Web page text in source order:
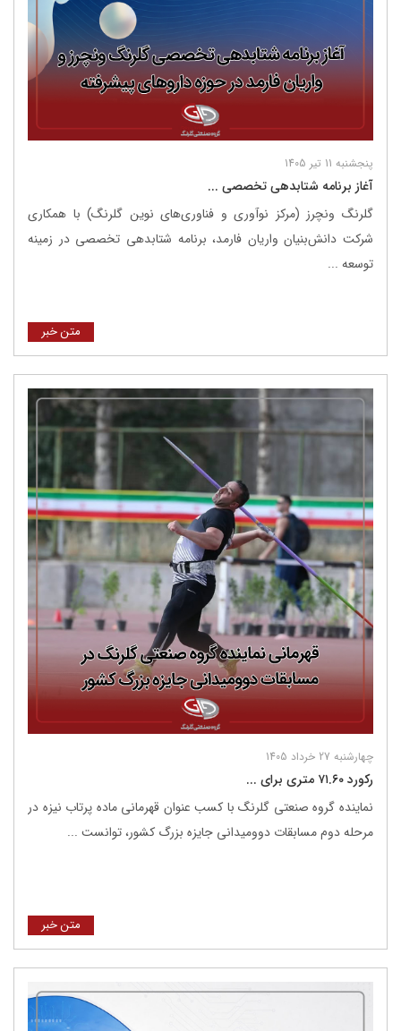
پنجشنبه 11 تیر 1405
آغاز برنامه شتابدهی تخصصی ...
گلرنگ ونچرز (مرکز نوآوری و فناوری‌های نوین گلرنگ) با همکاری
شرکت دانش‌بنیان واریان فارمد، برنامه شتابدهی تخصصی در زمینه
توسعه ...
متن خبر
چهارشنبه 27 خرداد 1405
رکورد ۷۱.۶۰ متری برای ...
نماینده گروه صنعتی گلرنگ با کسب عنوان قهرمانی ماده پرتاب نیزه در
مرحله دوم مسابقات دوومیدانی جایزه بزرگ کشور، توانست ...
متن خبر